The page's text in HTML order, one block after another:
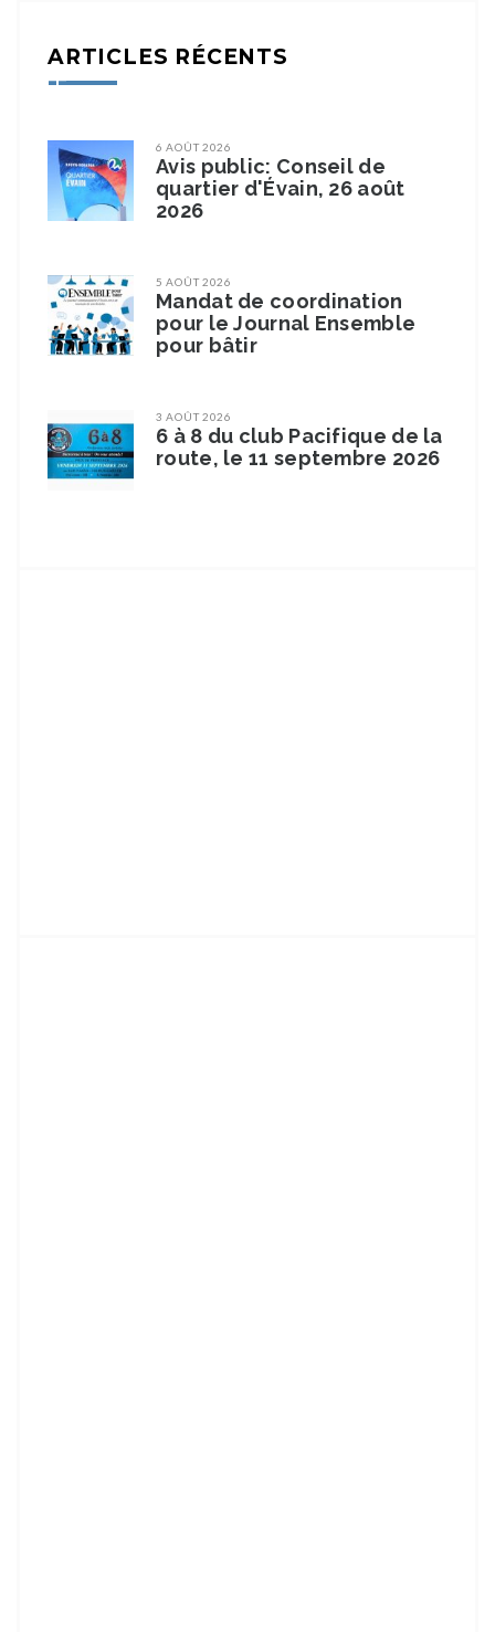
ARTICLES RÉCENTS
6 AOÛT 2026
Avis public: Conseil de
quartier d'Évain, 26 août
2026
5 AOÛT 2026
Mandat de coordination
pour le Journal Ensemble
pour bâtir
3 AOÛT 2026
6 à 8 du club Pacifique de la
route, le 11 septembre 2026